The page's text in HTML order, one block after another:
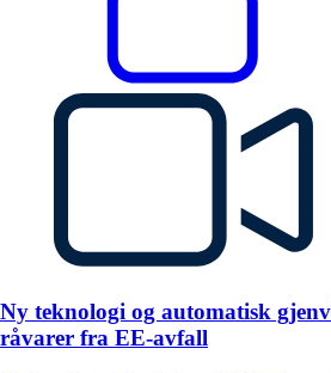
Ny teknologi og automatisk
råvarer fra EE-avfall